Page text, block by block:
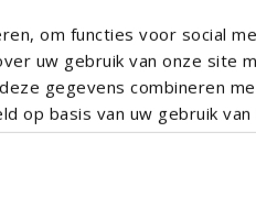
om functies voor social
uw gebruik van onze site
gegevens combineren
op basis van uw gebruik van